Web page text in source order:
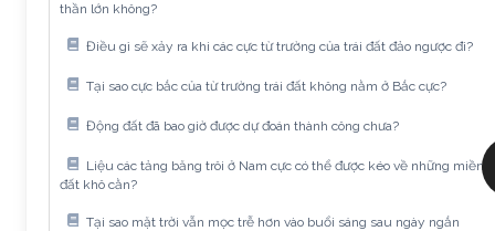
thần lớn không?
Điều gì sẽ xảy ra khi các cực từ trường của trái đất đảo ngược đi?
Tại sao cực bắc của từ trường trái đất không nằm ở Bắc cực?
Động đất đã bao giờ được dự đoán thành công chưa?
Liệu các tảng băng trôi ở Nam cực có thể được kéo về những miền
đất khô cằn?
Tại sao mặt trời vẫn mọc trễ hơn vào buổi sáng sau ngày ngắn